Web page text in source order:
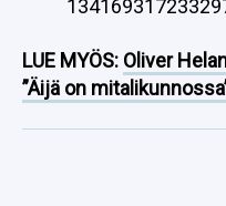
LUE MYÖS: Oliver
”Äijä on